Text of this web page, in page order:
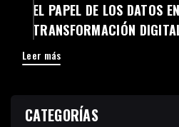
EL PAPEL DE LOS DATOS
TRANSFORMACIÓN
TOMAR MEJORES
Leer más
CATEGORÍAS